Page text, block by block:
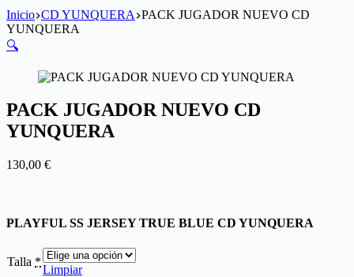
Inicio CD YUNQUERA PACK JUGADOR NUEVO CD
YUNQUERA
🔍
PACK JUGADOR NUEVO CD
YUNQUERA
130,00 €
PLAYFUL SS JERSEY TRUE BLUE CD YUNQUERA
Talla *
Limpiar